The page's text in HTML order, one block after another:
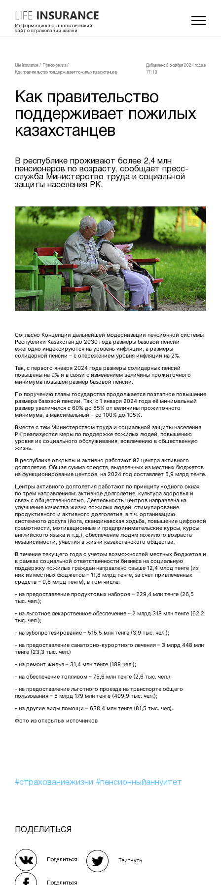
Информационно-аналитический
сайт о страховании жизни
LifeInsurance / Пресс-релиз /
Как правительство поддерживает пожилых казахстанцев
Добавлено 3 октября 2024 года в
17:10
Как правительство
поддерживает пожилых
казахстанцев
В республике проживают более 2,4 млн
пенсионеров по возрасту, сообщает пресс-
служба Министерство труда и социальной
защиты населения РК.
Согласно Концепции дальнейшей модернизации пенсионной системы
Республики Казахстан до 2030 года размеры базовой пенсии
ежегодно индексируются на уровень инфляции, а размеры
солидарной пенсии – с опережением уровня инфляции на 2%.
Так, с первого января 2024 года размеры солидарных пенсий
повышены на 9% и в связи с изменением величины прожиточного
минимума повышен размер базовой пенсии.
По поручению главы государства продолжается поэтапное повышение
размера базовой пенсии. Так, с 1 января 2024 года её минимальный
размер увеличился с 60% до 65% от величины прожиточного
минимума, а максимальный – со 100% до 105%.
Вместе с тем Министерством труда и социальной защиты населения
РК реализуются меры по поддержке пожилых людей, повышению
уровня их социального обслуживания, вовлечению в общественную
жизнь.
В республике открыты и активно работают 92 центра активного
долголетия. Общая сумма средств, выделенных из местных бюджетов
на функционирование центров, на 2024 год составляет 5,9 млрд тенге.
Центры активного долголетия работают по принципу «одного окна»
по трем направлениям: активное долголетие, культура здоровья и
связь с общественностью. Деятельность центров направлена на
улучшение качества жизни пожилых людей, стимулирование
продуктивного и активного долголетия, в т.ч. организацию
системного досуга (йога, скандинавская ходьба, повышение цифровой
грамотности, мотивационные и предпринимательские курсы, курсы
английского языка и т.д.), обеспечение людям пожилого возраста
независимости, участия в жизни казахстанского общества.
В течение текущего года с учетом возможностей местных бюджетов и
в рамках социальной ответственности бизнеса на социальную
поддержку пожилых граждан направлено свыше 12,4 млрд тенге (из
них из местных бюджетов – 11,8 млрд тенге, за счет привлеченных
средств – 0,6 млрд тенге), в том числе:
- на предоставление продуктовых наборов – 229,4 млн тенге (26,5
тыс. чел.);
- на льготное лекарственное обеспечение – 2 млрд 318 млн тенге (62,2
тыс. чел.);
- на зубопротезирование – 515,5 млн тенге (3,9 тыс. чел.);
- на предоставление санаторно-курортного лечения – 3 млрд 448 млн
тенге (23,3 тыс. чел.)
- на ремонт жилья – 31,4 млн тенге (189 чел.);
- на обеспечение топливом – 75,6 млн тенге (2,6 тыс. чел.);
- на предоставление льготного проезда на транспорте общего
пользования – 5 млрд 179 млн тенге (409,9 тыс. чел.);
- на другие виды помощи – 638,4 млн тенге (81,5 тыс. чел).
Фото из открытых источников
#страхованиежизни #пенсионныйаннуитет
ПОДЕЛИТЬСЯ
Поделиться Твитнуть
Поделиться